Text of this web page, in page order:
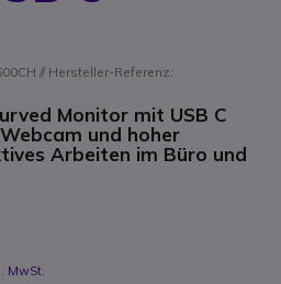
// Hersteller-Referenz:
Monitor mit USB C
und hoher
Arbeiten im Büro und
MwSt.